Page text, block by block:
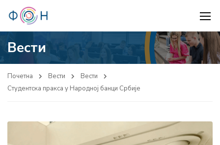
Вести
Почетна Вести
Вести
Студентска пракса у Народној банци Србије